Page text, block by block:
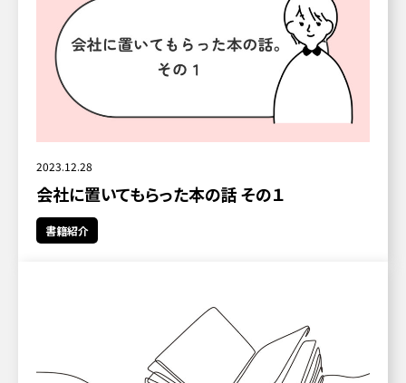
2023.12.28
会社に置いてもらった本の話 その１
書籍紹介